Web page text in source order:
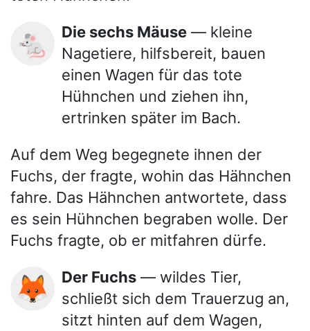
🐁 Die sechs Mäuse — kleine
Nagetiere, hilfsbereit, bauen
einen Wagen für das tote
Hühnchen und ziehen ihn,
ertrinken später im Bach.
Auf dem Weg begegnete ihnen der
Fuchs, der fragte, wohin das Hähnchen
fahre. Das Hähnchen antwortete, dass
es sein Hühnchen begraben wolle. Der
Fuchs fragte, ob er mitfahren dürfe.
🦊 Der Fuchs — wildes Tier,
schließt sich dem Trauerzug an,
sitzt hinten auf dem Wagen,